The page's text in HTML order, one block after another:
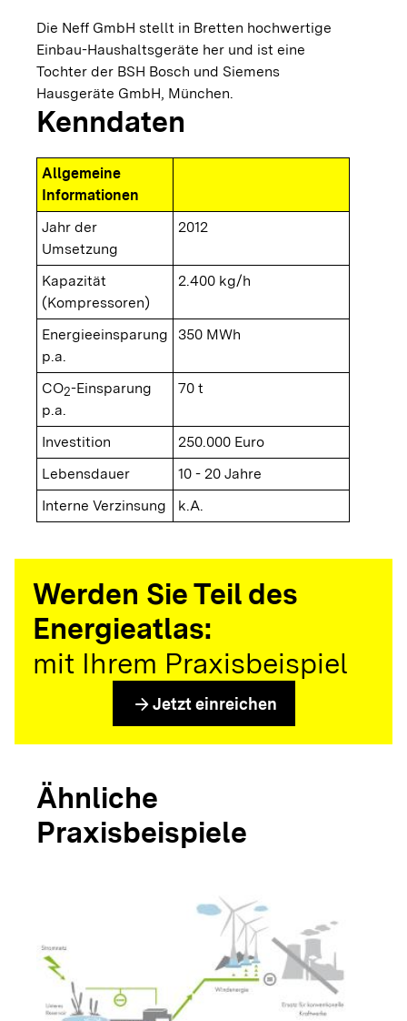
Die Neff GmbH stellt in Bretten hochwertige
Einbau-Haushaltsgeräte her und ist eine
Tochter der BSH Bosch und Siemens
Hausgeräte GmbH, München.
Kenndaten
Allgemeine
Informationen
Jahr der
Umsetzung
2012
Kapazität
(Kompressoren)
2.400 kg/h
Energieeinsparung
p.a.
350 MWh
CO2-Einsparung
p.a.
70 t
Investition
250.000 Euro
Lebensdauer
10 - 20 Jahre
Interne Verzinsung
k.A.
Werden Sie Teil des
Energieatlas:
mit Ihrem Praxisbeispiel
arrow_forward Jetzt einreichen
Ähnliche
Praxisbeispiele